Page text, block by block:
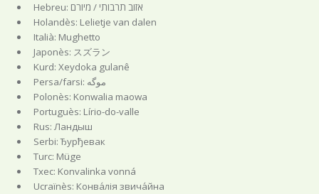
Hebreu: אזוב תרבותי / מיורם
Holandès: Lelietje van dalen
Italià: Mughetto
Japonès: スズラン
Kurd: Xeydoka gulanê
Persa/farsi: موگه
Polonès: Konwalia maowa
Portuguès: Lírio-do-valle
Rus: Ландыш
Serbi: Ђурђевак
Turc: Müge
Txec: Konvalinka vonná
Ucraïnès: Конва́лія звича́йна